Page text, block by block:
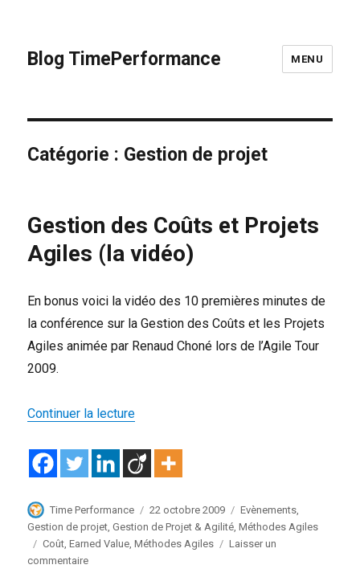
Blog TimePerformance MENU
Catégorie : Gestion de projet
Gestion des Coûts et Projets
Agiles (la vidéo)
En bonus voici la vidéo des 10 premières minutes de
la conférence sur la Gestion des Coûts et les Projets
Agiles animée par Renaud Choné lors de l’Agile Tour
2009.
Continuer la lecturede « Gestion des Coûts et Projets
Auteur
Time Performance
Publié
le
22 octobre 2009 Catégories
Evènements,
Gestion de projet,Gestion de Projet & Agilité,Méthodes Agiles
Étiquettes
Coût,Earned Value,Méthodes Agiles
Laisser un
commentairesur